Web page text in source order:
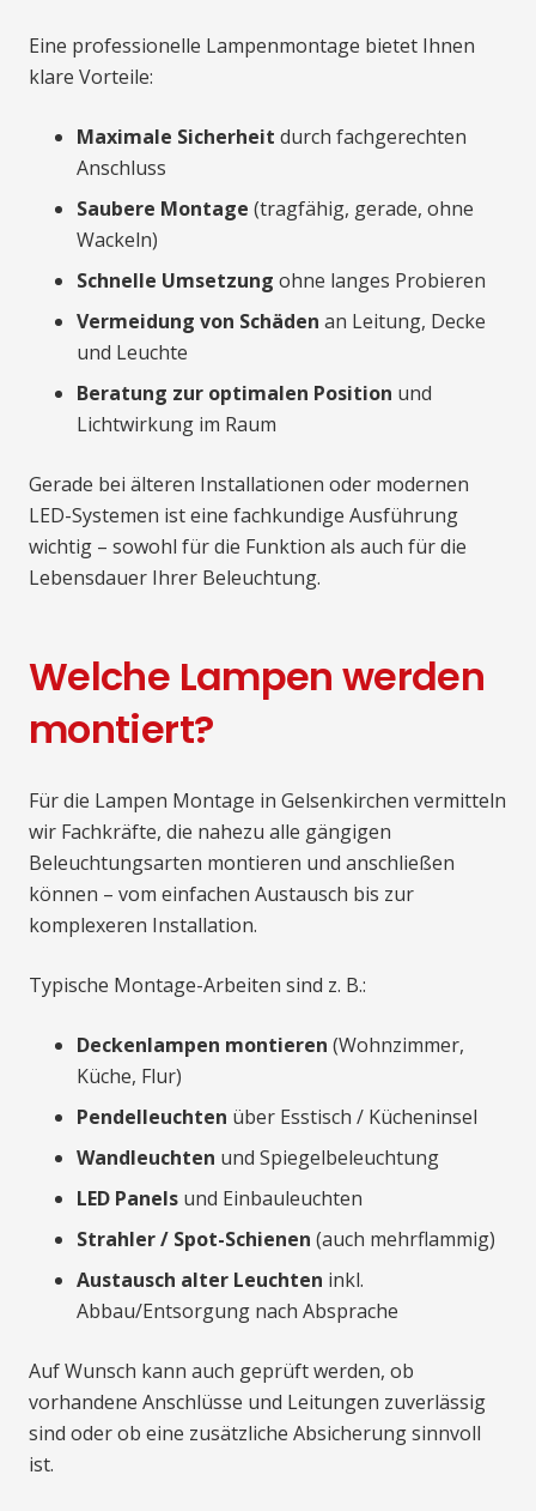
Eine professionelle Lampenmontage bietet Ihnen
klare Vorteile:
Maximale Sicherheit durch fachgerechten
Anschluss
Saubere Montage (tragfähig, gerade, ohne
Wackeln)
Schnelle Umsetzung ohne langes Probieren
Vermeidung von Schäden an Leitung, Decke
und Leuchte
Beratung zur optimalen Position und
Lichtwirkung im Raum
Gerade bei älteren Installationen oder modernen
LED-Systemen ist eine fachkundige Ausführung
wichtig – sowohl für die Funktion als auch für die
Lebensdauer Ihrer Beleuchtung.
Welche Lampen werden
montiert?
Für die Lampen Montage in Gelsenkirchen vermitteln
wir Fachkräfte, die nahezu alle gängigen
Beleuchtungsarten montieren und anschließen
können – vom einfachen Austausch bis zur
komplexeren Installation.
Typische Montage-Arbeiten sind z. B.:
Deckenlampen montieren (Wohnzimmer,
Küche, Flur)
Pendelleuchten über Esstisch / Kücheninsel
Wandleuchten und Spiegelbeleuchtung
LED Panels und Einbauleuchten
Strahler / Spot-Schienen (auch mehrflammig)
Austausch alter Leuchten inkl.
Abbau/Entsorgung nach Absprache
Auf Wunsch kann auch geprüft werden, ob
vorhandene Anschlüsse und Leitungen zuverlässig
sind oder ob eine zusätzliche Absicherung sinnvoll
ist.